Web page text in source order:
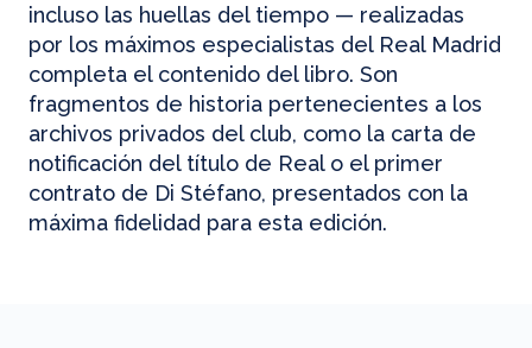
incluso las huellas del tiempo — realizadas
por los máximos especialistas del Real Madrid
completa el contenido del libro. Son
fragmentos de historia pertenecientes a los
archivos privados del club, como la carta de
notificación del título de Real o el primer
contrato de Di Stéfano, presentados con la
máxima fidelidad para esta edición.